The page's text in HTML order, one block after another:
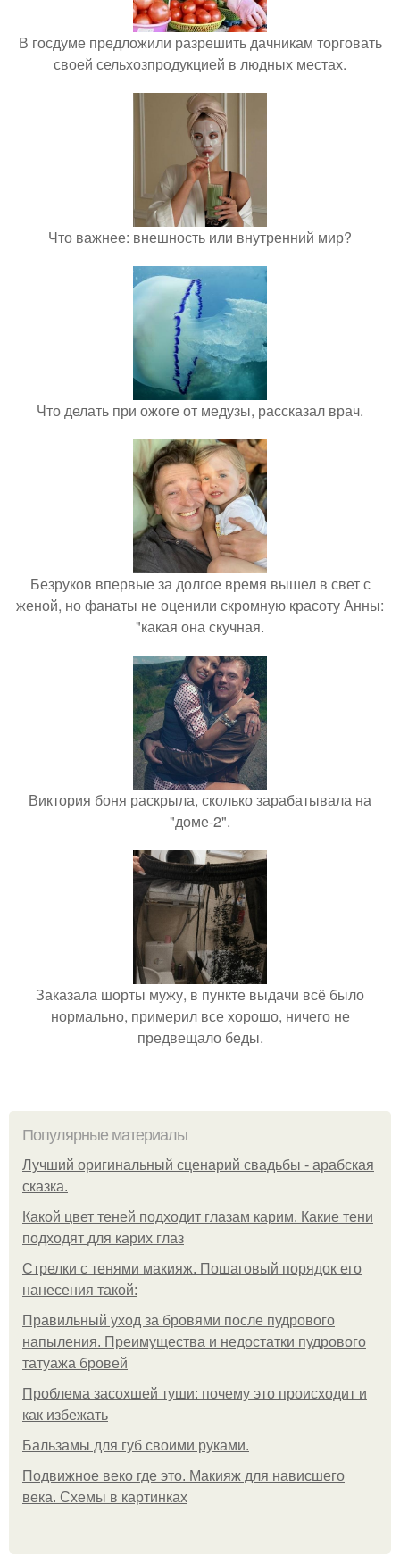
В госдуме предложили разрешить дачникам торговать
своей сельхозпродукцией в людных местах.
Что важнее: внешность или внутренний мир?
Что делать при ожоге от медузы, рассказал врач.
Безруков впервые за долгое время вышел в свет с
женой, но фанаты не оценили скромную красоту Анны:
"какая она скучная.
Виктория боня раскрыла, сколько зарабатывала на
"доме-2".
Заказала шорты мужу, в пункте выдачи всё было
нормально, примерил все хорошо, ничего не
предвещало беды.
Популярные материалы
Лучший оригинальный сценарий свадьбы - арабская
сказка.
Какой цвет теней подходит глазам карим. Какие тени
подходят для карих глаз
Стрелки с тенями макияж. Пошаговый порядок его
нанесения такой:
Правильный уход за бровями после пудрового
напыления. Преимущества и недостатки пудрового
татуажа бровей
Проблема засохшей туши: почему это происходит и
как избежать
Бальзамы для губ своими руками.
Подвижное веко где это. Макияж для нависшего
века. Схемы в картинках